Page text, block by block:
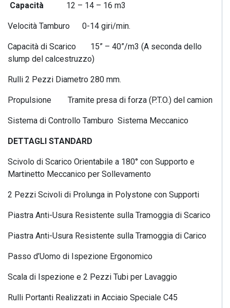
Capacità 12 – 14 – 16 m3
Velocità Tamburo 0-14 giri/min.
Capacità di Scarico 15” – 40”/m3 (A seconda dello
slump del calcestruzzo)
Rulli 2 Pezzi Diametro 280 mm.
Propulsione Tramite presa di forza (P.T.O.) del camion
Sistema di Controllo Tamburo Sistema Meccanico
DETTAGLI STANDARD
Scivolo di Scarico Orientabile a 180° con Supporto e
Martinetto Meccanico per Sollevamento
2 Pezzi Scivoli di Prolunga in Polystone con Supporti
Piastra Anti-Usura Resistente sulla Tramoggia di Scarico
Piastra Anti-Usura Resistente sulla Tramoggia di Carico
Passo d’Uomo di Ispezione Ergonomico
Scala di Ispezione e 2 Pezzi Tubi per Lavaggio
Rulli Portanti Realizzati in Acciaio Speciale C45